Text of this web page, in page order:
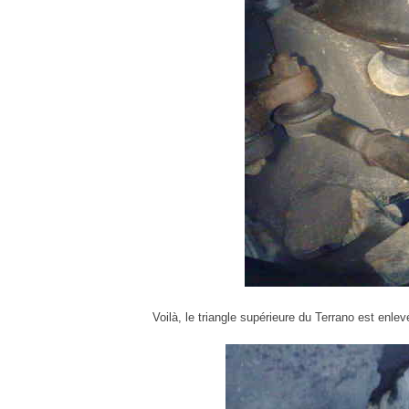
Voilà, le triangle supérieure du Terrano est